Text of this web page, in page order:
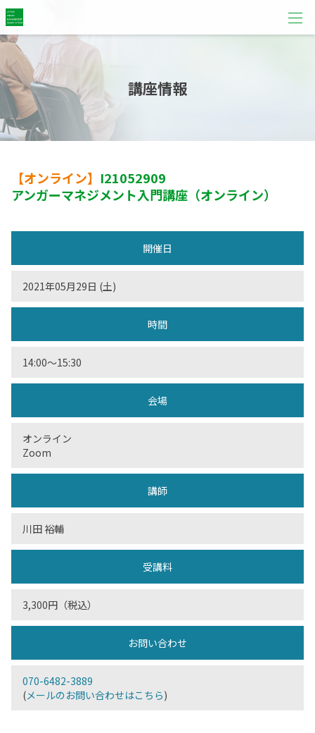
講座情報
【オンライン】 I21052909
アンガーマネジメント入門講座（オンライン）
開催日
2021年05月29日 (土)
時間
14:00〜15:30
会場
オンライン
Zoom
講師
川田 裕輔
受講料
3,300円（税込）
お問い合わせ
070-6482-3889
(メールのお問い合わせはこちら)